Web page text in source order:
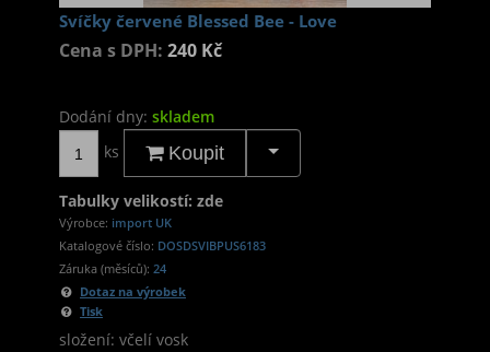
Svíčky červené Blessed Bee - Love
Cena s DPH: 240 Kč
Dodání dny: skladem
ks
Koupit
Tabulky velikostí: zde
Výrobce: import UK
Katalogové číslo: DOSDSVIBPUS6183
Záruka (měsíců): 24
Dotaz na výrobek
Tisk
složení: včelí vosk